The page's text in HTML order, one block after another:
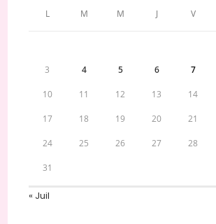
L M M J V
3 4 5 6 7
10 11 12 13 14
17 18 19 20 21
24 25 26 27 28
31
« Juil